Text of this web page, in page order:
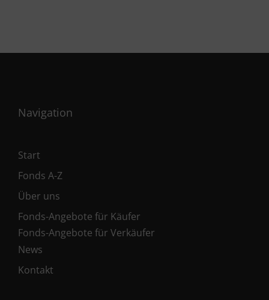
Navigation
Start
Fonds A-Z
Über uns
Fonds-Angebote für Käufer
Fonds-Angebote für Verkäufer
News
Kontakt